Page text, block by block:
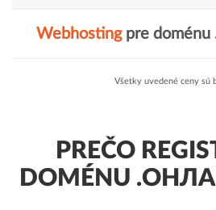
Webhostingpre doménu
Všetky uvedené ceny sú
PREČO
DOMÉNU